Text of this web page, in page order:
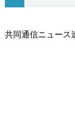
社会
旅と暮らし
科学・技術
暮らし
共同通信ニュース